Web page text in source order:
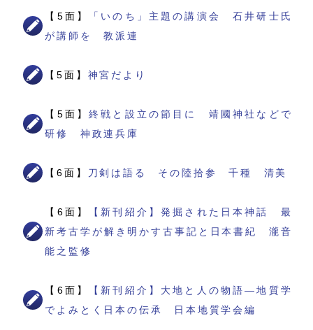
【5面】
「いのち」主題の講演会 石井研士氏
が講師を 教派連
【5面】 神宮だより
【5面】終戦と設立の節目に 靖國神社などで
研修 神政連兵庫
【6面】 刀剣は語る その陸拾参 千種 清美
【6面】
【新刊紹介】発掘された日本神話 最
新考古学が解き明かす古事記と日本書紀 瀧音
能之監修
【6面】
【新刊紹介】大地と人の物語―地質学
でよみとく日本の伝承 日本地質学会編